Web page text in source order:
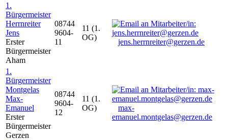
1.
Bürgermeister
Herrnreiter
Jens
Erster
Bürgermeister
Aham
08744
9604-
11
11 (1.
OG)
jens.herrnreiter@gerzen.de
1.
Bürgermeister
Montgelas
Max-
Emanuel
Erster
Bürgermeister
Gerzen
08744
9604-
12
11 (1.
OG)
max-
emanuel.montgelas@gerzen.de